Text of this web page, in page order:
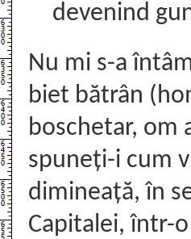
devenind
Nu mi s-a
biet bătrân
boschetar, om
spuneți-i cum
dimineață, în
Capitalei, într-